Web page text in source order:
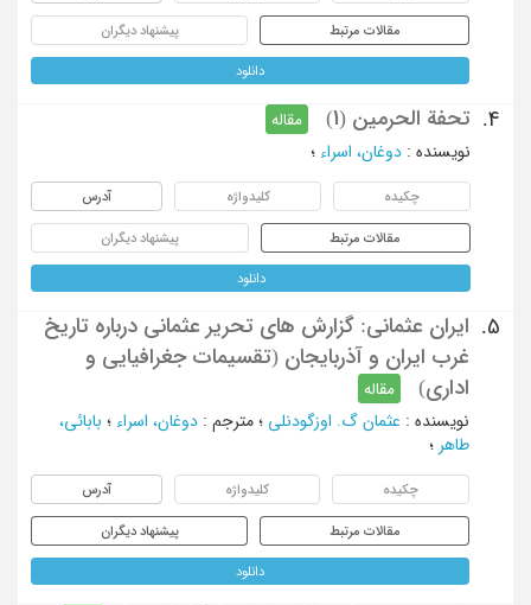
مقالات مرتبط پیشنهاد دیگران
دانلود
4. تحفة الحرمین (1)
مقاله
نویسنده : دوغان، اسراء ؛
چکیده کلیدواژه آدرس
مقالات مرتبط پیشنهاد دیگران
دانلود
5.
ایران عثمانی: گزارش های تحریر عثمانی درباره تاریخ
غرب ایران و آذربایجان (تقسیمات جغرافیایی و
اداری)
مقاله
نویسنده : عثمان گ. اوزگودنلی ؛ مترجم : دوغان، اسراء ؛ بابائی،
طاهر ؛
چکیده کلیدواژه آدرس
مقالات مرتبط پیشنهاد دیگران
دانلود